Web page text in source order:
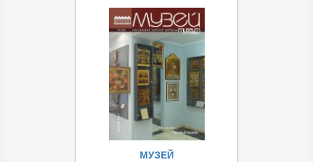
МУЗЕЙ